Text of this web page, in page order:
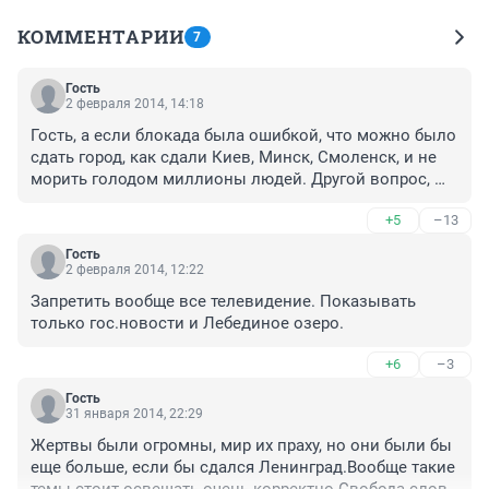
КОММЕНТАРИИ 7
Гость
2 февраля 2014, 14:18
Гость, а если блокада была ошибкой, что можно было
сдать город, как сдали Киев, Минск, Смоленск, и не
морить голодом миллионы людей. Другой вопрос,
проблема, нет человека нет проблемы, милионы
казненых и замученых в ГУЛАГе на стройках
коммунизма тому пример. Почему сразу после битвы
деблокирования города, для вывода Финляндии из
войны? Если не получилось пробится по южному
севернорному через финские позиции? Силы на
бездарную харьковскую наступательную операцию,
закончившуюся окружением и полным разгромом
наших войск с выходом немцев под Сталинград и на
Кавказе, были. А чтобы деблокировать замерзающий
и вымирающий от голода город не было? Почему
+5 –13
Гость
2 февраля 2014, 12:22
Запретить вообще все телевидение. Показывать
только гос.новости и Лебединое озеро.
+6 –3
Гость
31 января 2014, 22:29
Жертвы были огромны, мир их праху, но они были бы
еще больше, если бы сдался Ленинград.Вообще такие